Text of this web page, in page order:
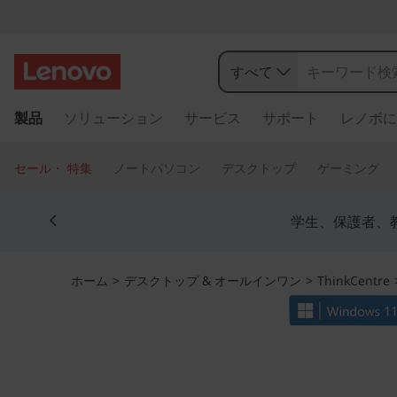
h
n
k
イ
ン
すべて
製品 ソリューション サービス サポート レノボ
セール・ 特集 ノートパソコン デスクトップ ゲーミング
学生、保護者、
ホーム > デスクトップ & オールインワン > ThinkCentre